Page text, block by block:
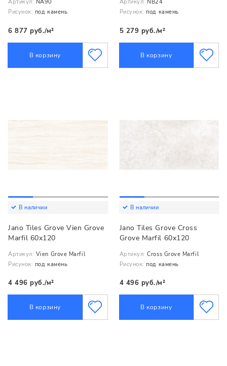
Артикул: NA90
Рисунок: под камень
6 877 руб./м²
В корзину
Артикул: NB24
Рисунок: под камень
5 279 руб./м²
В корзину
В наличии
Jano Tiles Grove Vien Grove
Marfil 60x120
Артикул: Vien Grove Marfil
Рисунок: под камень
4 496 руб./м²
В корзину
В наличии
Jano Tiles Grove Cross
Grove Marfil 60x120
Артикул: Cross Grove Marfil
Рисунок: под камень
4 496 руб./м²
В корзину